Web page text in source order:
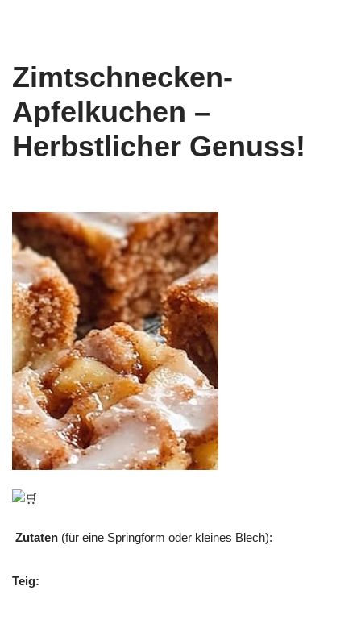
Zimtschnecken-
Apfelkuchen –
Herbstlicher Genuss!
Zutaten (für eine Springform oder kleines Blech):
Teig: